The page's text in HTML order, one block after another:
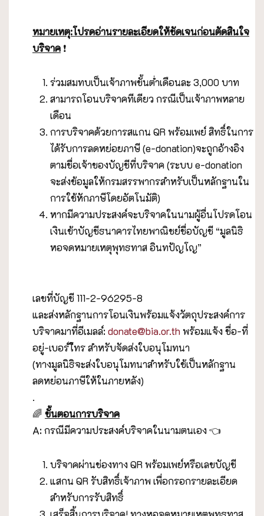
หมายเหตุ:โปรดอ่านรายละเอียดให้ชัดเจนก่อนตัดสินใจ
บริจาค ❗️
ร่วมสมทบเป็นเจ้าภาพขั้นต่ำเดือนละ 3,000 บาท
สามารถโอนบริจาคทีเดียว กรณีเป็นเจ้าภาพหลาย
เดือน
การบริจาคด้วยการสแกน QR พร้อมเพย์ สิทธิ์ในการ
ได้รับการลดหย่อยภาษี (e-donation)จะถูกอ้างอิง
ตามชื่อเจ้าของบัญชีที่บริจาค (ระบบ e-donation
จะส่งข้อมูลให้กรมสรรพากรสำหรับเป็นหลักฐานใน
การใช้หักภาษีโดยอัตโนมัติ)
หากมีความประสงค์จะบริจาคในนามผู้อื่นโปรดโอน
เงินเข้าบัญชีธนาคารไทยพาณิชย์ชื่อบัญชี “มูลนิธิ
หอจดหมายเหตุพุทธทาส อินทปัญโญ”
เลขที่บัญชี 111-2-96295-8
และส่งหลักฐานการโอนเงินพร้อมแจ้งวัตถุประสงค์การ
บริจาคมาที่อีเมลล์:donate@bia.or.th พร้อมแจ้ง ชื่อ-ที่
อยู่-เบอร์โืทร สำหรับจัดส่งใบอนุโมทนา
(ทางมูลนิธิจะส่งใบอนุโมทนาสำหรับใช้เป็นหลักฐาน
ลดหย่อนภาษีให้ในภายหลัง)
.
🌈 ขั้นตอนการบริจาค
A: กรณีมีความประสงค์บริจาคในนามตนเอง 👈
บริจาคผ่านช่องทาง QR พร้อมเพย์หรือเลขบัญชี
แสกน QR รับสิทธิ์เจ้าภาพ เพื่อกรอกรายละเอียด
สำหรับการรับสิทธิ์